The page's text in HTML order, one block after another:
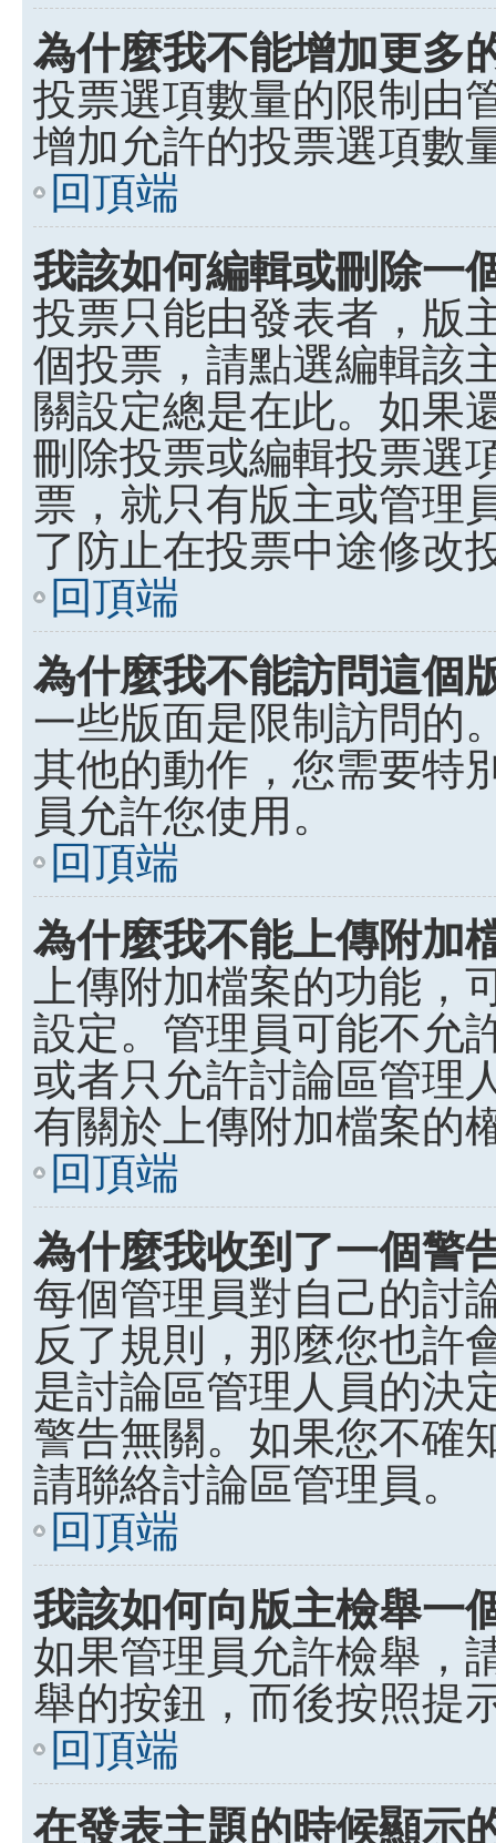
為什麼我不能增加更多
投票選項數量的限制由
增加允許的投票選項數
回頂端
我該如何編輯或刪除一
投票只能由發表者，版
個投票，請點選編輯該
關設定總是在此。如果
刪除投票或編輯投票選
票，就只有版主或管理
了防止在投票中途修改
回頂端
為什麼我不能訪問這個
一些版面是限制訪問的
其他的動作，您需要特
員允許您使用。
回頂端
為什麼我不能上傳附加
上傳附加檔案的功能
設定。管理員可能不允
或者只允許討論區管理
有關於上傳附加檔案的
回頂端
為什麼我收到了一個警
每個管理員對自己的討
反了規則，那麼您也許
是討論區管理人員的決
警告無關。如果您不確
請聯絡討論區管理員。
回頂端
我該如何向版主檢舉一
如果管理員允許檢舉，
舉的按鈕，而後按照提
回頂端
在發表主題的時候顯示